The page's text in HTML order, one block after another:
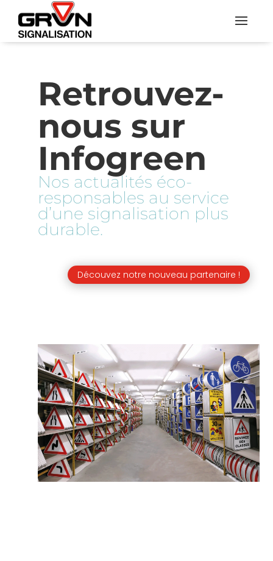
Retrouvez-
nous sur
Infogreen
Nos actualités éco-
responsables au service
d’une signalisation plus
durable.
Découvez notre nouveau partenaire !